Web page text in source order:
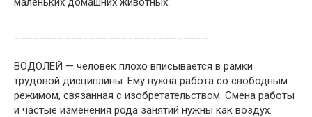
ВОДОЛЕЙ — человек плохо вписывается в рамки
трудовой дисциплины. Ему нужна работа со свободным
режимом, связанная с изобретательством. Смена работы
и частые изменения рода занятий нужны как воздух.